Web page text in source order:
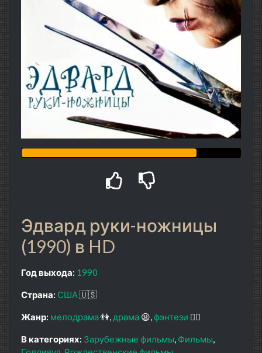
Эдвард руки-ножницы
(1990) в HD
Год выхода: 1990
Страна: США🇺🇸
Жанр: мелодрама👫 драма 😫 фэнтези 🧝‍♂️
В категориях: Зарубежные фильмы Фильмы